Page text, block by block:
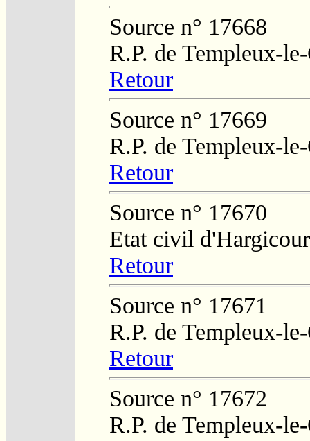
Source n° 17668
R.P. de Templeux-
Retour
Source n° 17669
R.P. de Templeux-
Retour
Source n° 17670
Etat civil
Retour
Source n° 17671
R.P. de Templeux-
Retour
Source n° 17672
R.P. de Templeux-